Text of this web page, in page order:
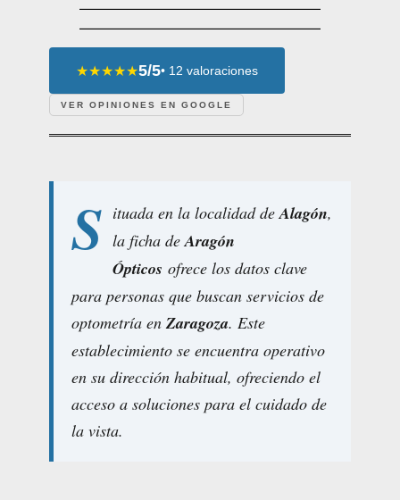
★★★★★5/5• 12 valoraciones
VER OPINIONES EN GOOGLE
S ituada en la localidad deAlagón,
la ficha deAragón
Ópticos ofrece los datos clave
para personas que buscan servicios de
optometría enZaragoza. Este
establecimiento se encuentra operativo
en su dirección habitual, ofreciendo el
acceso a soluciones para el cuidado de
la vista.